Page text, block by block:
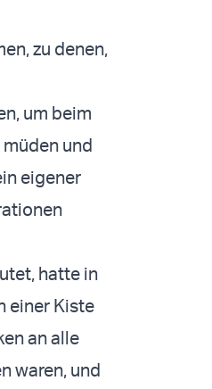
zu denen,
um beim
und
eigener
hatte in
einer Kiste
an alle
waren, und